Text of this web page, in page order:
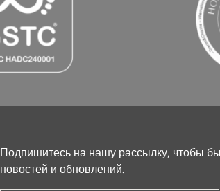
Подпишитесь на нашу рассылку, чтобы
новостей и обновлений.